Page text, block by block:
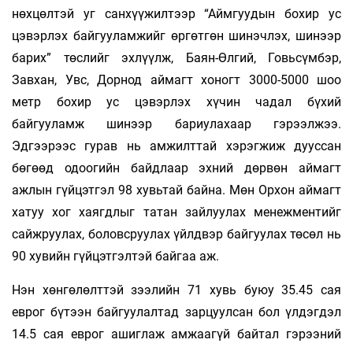
нөхцөлтэй уг санхүүжилтээр “Аймгуудын бохир ус
цэвэрлэх байгууламжийг өргөтгөн шинэчлэх, шинээр
барих” төслийг эхлүүлж, Баян-Өлгий, Говьсүмбэр,
Завхан, Увс, Дорнод аймагт хоногт 3000-5000 шоо
метр бохир ус цэвэрлэх хүчин чадал бүхий
байгууламж шинээр бариулахаар гэрээлжээ.
Эдгээрээс гурав нь амжилттай хэрэгжиж дууссан
бөгөөд одоогийн байдлаар эхний дөрвөн аймагт
ажлын гүйцэтгэл 98 хувьтай байна. Мөн Орхон аймагт
хатуу хог хаягдлыг татан зайлуулах менежментийг
сайжруулах, боловсруулах үйлдвэр байгуулах төсөл нь
90 хувийн гүйцэтгэлтэй байгаа аж.
Нэн хөнгөлөлттэй зээлийн 71 хувь буюу 35.45 сая
еврог бүтээн байгуулалтад зарцуулсан бол үлдэгдэл
14.5 сая еврог ашиглаж амжаагүй байтал гэрээний